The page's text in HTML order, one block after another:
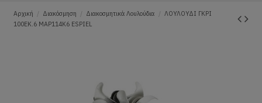
Αρχική Διακόσμηση Διακοσμητικά Λουλούδια
ΛΟΥΛΟΥΔΙ ΓΚΡΙ
100ΕΚ.6 MAP114K6 ESPIEL